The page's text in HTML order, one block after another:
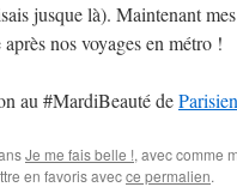
jusque là). Maintenant
nos voyages en métro !
au #MardiBeauté de
Je me fais belle !, avec comme
en favoris avecce permalien.